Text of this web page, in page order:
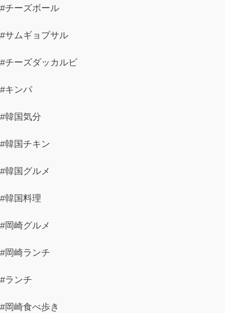
#チーズボール
#サムギョプサル
#チーズダッカルビ
#キンパ
#韓国気分
#韓国チキン
#韓国グルメ
#韓国料理
#岡崎グルメ
#岡崎ランチ
#ランチ
#岡崎食べ歩き